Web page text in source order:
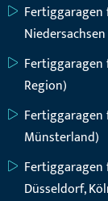
Fertiggaragen
Region)
Münsterland)
Düsseldorf,